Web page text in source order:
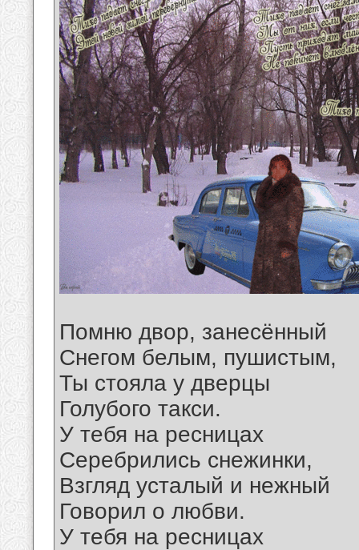
Помню двор, занесённый
Снегом белым, пушистым,
Ты стояла у дверцы
Голубого такси.
У тебя на ресницах
Серебрились снежинки,
Взгляд усталый и нежный
Говорил о любви.
У тебя на ресницах